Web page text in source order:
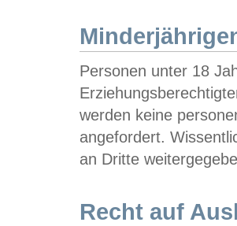
Personen unter 18
werden keine
angefordert.
an Dritte
Recht auf